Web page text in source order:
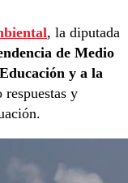
, la diputada
de Medio
y a la
respuestas y